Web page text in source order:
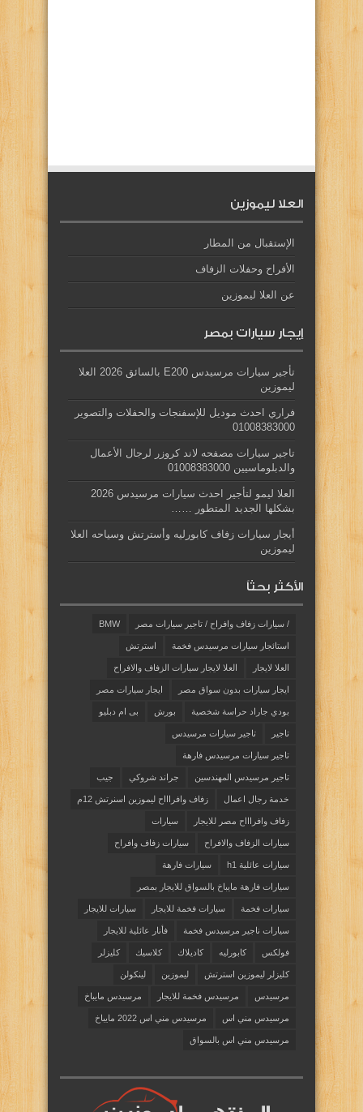
العلا ليموزين
الإستقبال من المطار
الأفراح وحفلات الزفاف
عن العلا ليموزين
إيجار سيارات بمصر
تأجير سيارات مرسيدس E200 بالسائق 2026 العلا
ليموزين
فراري احدث موديل للإسفنجات والحفلات والتصوير
01008383000
تاجير سيارات مصفحه لاند كروزر لرجال الأعمال
والدبلوماسيين 01008383000
العلا ليمو لتأجير احدث سيارات مرسيدس 2026
بشكلها الجديد المتطور ……
أيجار سيارات زفاف كابورليه وأسترتش وسياحه العلا
ليموزين
الأكثر بحثاً
/ سيارات زفاف وافراح / تاجير سيارات مصر BMW
استائجار سيارات مرسيدس فخمة استرتش
العلا لايجار العلا لايجار سيارات الزفاف والافراح
ايجار سيارات بدون سواق مصر ايجار سيارات مصر
بودي جاراد حراسة شخصية بورش بى ام دبليو
تاجير تاجير سيارات مرسيدس
تاجير سيارات مرسيدس فارهة
تاجير مرسيدس المهندسين جراند شروكي جيب
خدمة رجال اعمال زفاف وافراااح ليموزين اسنرتش 12م
زفاف وافراااح مصر للايجار سيارات
سيارات الزفاف والافراح سيارات زفاف وافراح
سيارات عائلية h1 سيارات فارهة
سيارات فارهة مايباخ بالسواق للايجار بمصر
سيارات فخمة سيارات فخمة للايجار سيارات للايجار
سيارات ناجير مرسيدس فخمة فأنار عائلية للايجار
فولكس كابورليه كاديلاك كلاسيك كليزلر
كليزلر ليموزين استرتش ليموزين لينكولن
مرسيدس مرسيدس فخمة للايجار مرسيدس مايباخ
مرسيدس مني اس مرسيدس مني اس 2022 مايباخ
مرسيدس مني اس بالسواق